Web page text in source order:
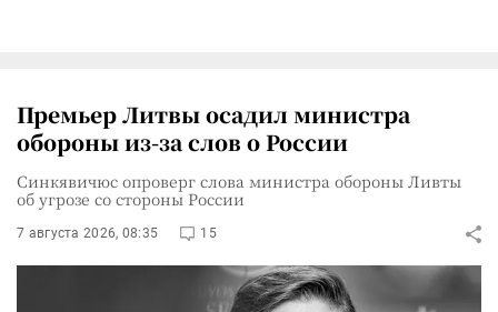
Премьер Литвы осадил министра
обороны из-за слов о России
Синкявичюс опроверг слова министра обороны Ливты
об угрозе со стороны России
7 августа 2026, 08:35 15